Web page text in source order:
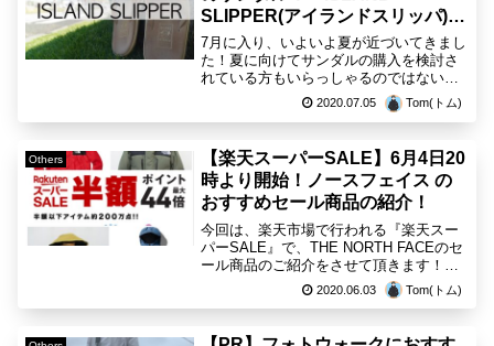
SLIPPER(アイランドスリッパ)』
のPT203のレビュー！
7月に入り、いよいよ夏が近づいてきまし
た！夏に向けてサンダルの購入を検討さ
れている方もいらっしゃるのではないで
しょうか？私も今年はサンダルを購入し
ようと考えていて、ハワイ初のブランド
パ)』を...
2020.07.05 Tom(トム)
Others
【楽天スーパーSALE】6月4日20
時より開始！ノースフェイス の
おすすめセール商品の紹介！
今回は、楽天市場で行われる『楽天スー
パーSALE』で、THE NORTH FACEのセ
ール商品のご紹介をさせて頂きます！ポ
イントが最大44倍になる楽天スーパー
SALEは、エントリーが必要ですので、必
リーは...
2020.06.03 Tom(トム)